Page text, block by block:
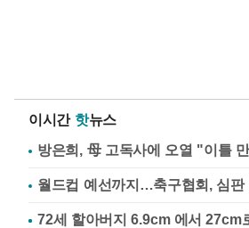
이시간 핫뉴스
방은희, 母 고독사에 오열 "이틀
월드컵 예선까지…축구협회, 심판